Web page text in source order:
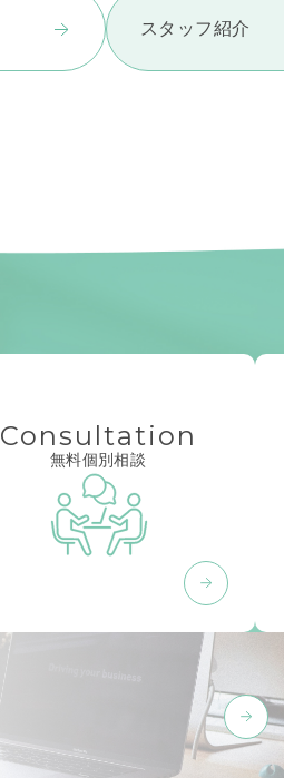
スタッフ紹介
Consultation
無料個別相談